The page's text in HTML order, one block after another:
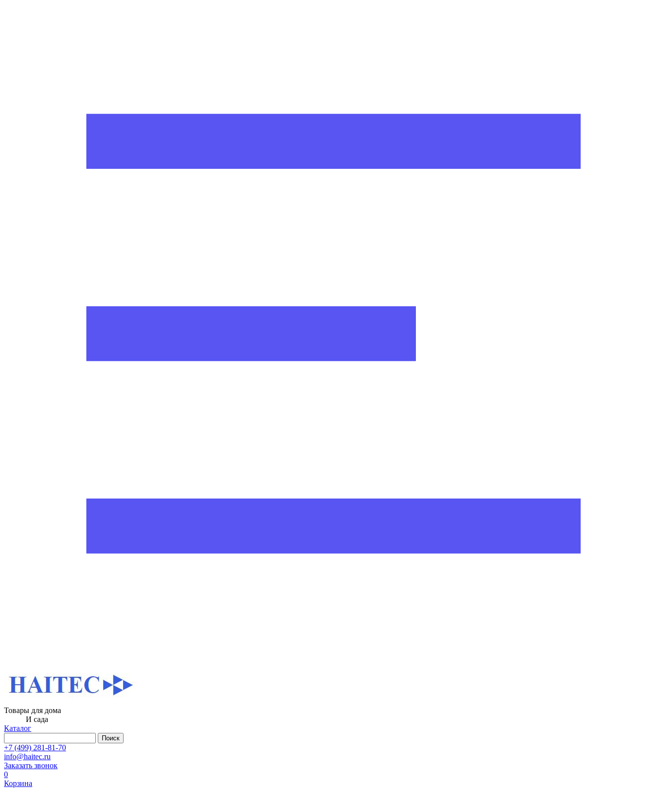
Товары для дома
И сада
Каталог
Поиск
+7 (499) 281-81-70
info@haitec.ru
Заказать звонок
0
Корзина